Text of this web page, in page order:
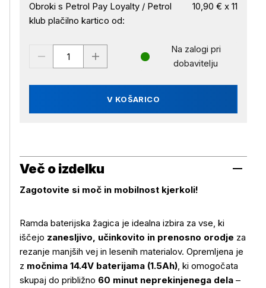
Obroki s Petrol Pay Loyalty / Petrol
klub plačilno kartico od:
10,90 € x 11
V KOŠARICO
Na zalogi pri
dobavitelju
Več o izdelku
Zagotovite si moč in mobilnost kjerkoli!
Ramda baterijska žagica je idealna izbira za vse, ki
iščejo zanesljivo, učinkovito in prenosno orodje za
rezanje manjših vej in lesenih materialov. Opremljena je
z močnima 14.4V baterijama (1.5Ah), ki omogočata
skupaj do približno 60 minut neprekinjenega dela –